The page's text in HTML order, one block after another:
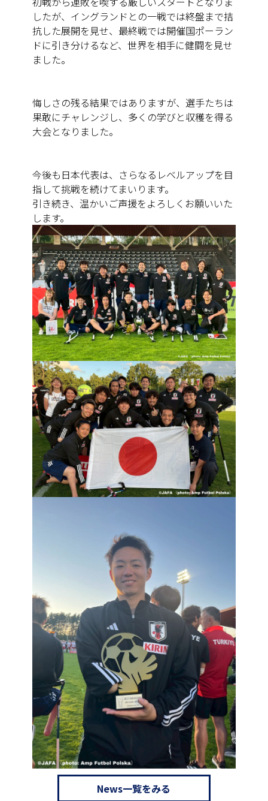
したが、イングランドとの一戦では終盤まで拮
抗した展開を見せ、最終戦では開催国ポーラン
ドに引き分けるなど、世界を相手に健闘を見せ
ました。
悔しさの残る結果ではありますが、選手たちは
果敢にチャレンジし、多くの学びと収穫を得る
大会となりました。
今後も日本代表は、さらなるレベルアップを目
指して挑戦を続けてまいります。
引き続き、温かいご声援をよろしくお願いいた
します。
News一覧をみる